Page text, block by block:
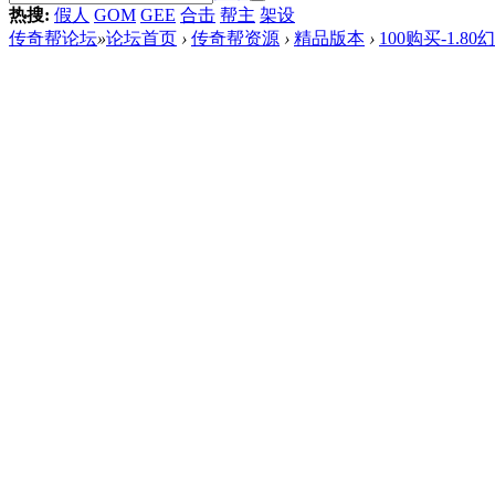
热搜: 假人 GOM GEE 合击 帮主 架设
传奇帮论坛»论坛首页 › 传奇帮资源 › 精品版本 › 100购买-1.80